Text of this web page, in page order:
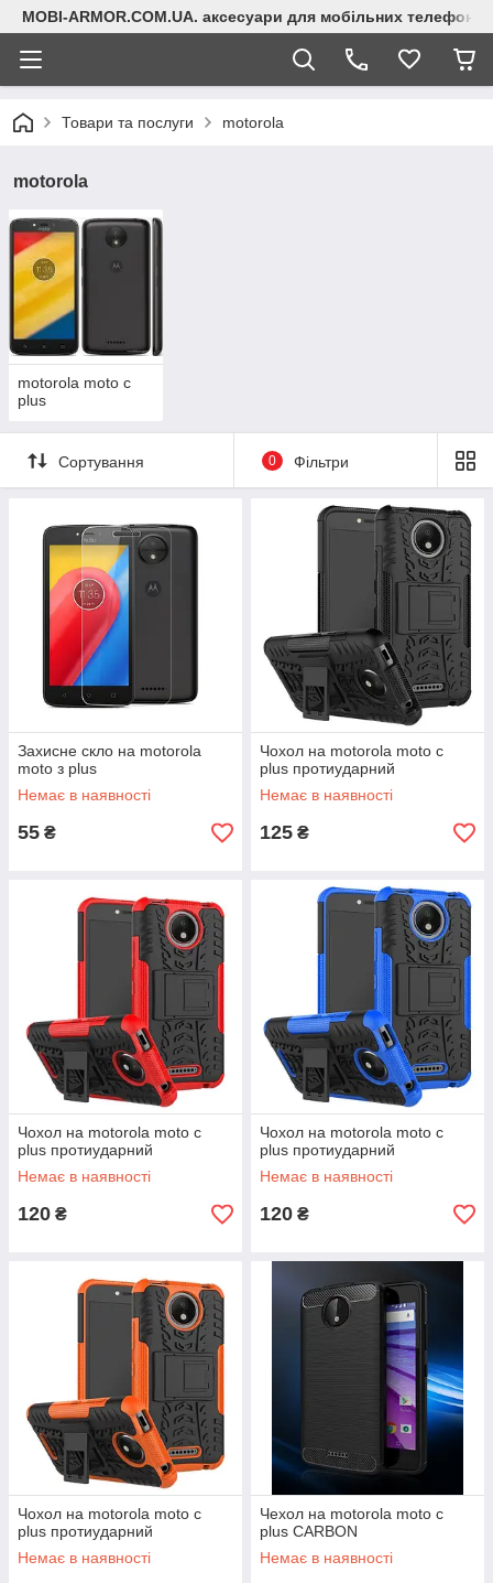
MOBI-ARMOR.COM.UA. аксесуари для мобільних телефонів
Товари та послуги motorola
motorola
motorola moto c
plus
Сортування 0 Фільтри
Захисне скло на motorola
moto з plus
Немає в наявності
55 ₴
Чохол на motorola moto c
plus протиударний
Немає в наявності
125 ₴
Чохол на motorola moto c
plus протиударний
Немає в наявності
120 ₴
Чохол на motorola moto c
plus протиударний
Немає в наявності
120 ₴
Чохол на motorola moto c
plus протиударний
Немає в наявності
Чехол на motorola moto c
plus CARBON
Немає в наявності